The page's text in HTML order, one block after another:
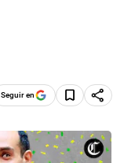
Seguir en